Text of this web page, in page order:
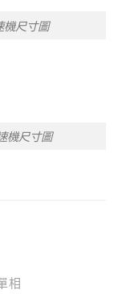
機尺寸圖
機尺寸圖
相